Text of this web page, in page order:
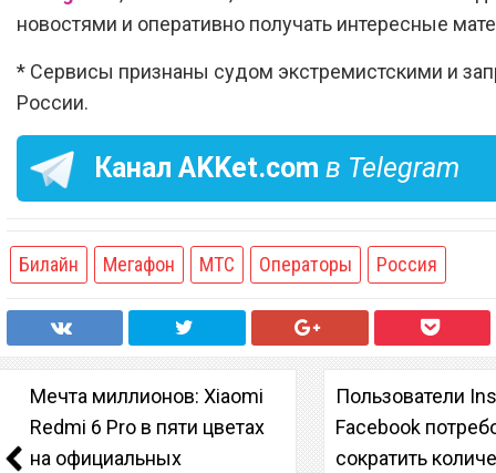
новостями и оперативно получать интересные
* Сервисы признаны судом экстремистскими и
России.
Канал AKKet.com в Telegram
Билайн Мегафон МТС Операторы Россия
Мечта миллионов: Xiaomi
Redmi 6 Pro в пяти цветах
на официальных
Пользователи
Facebook
сократить